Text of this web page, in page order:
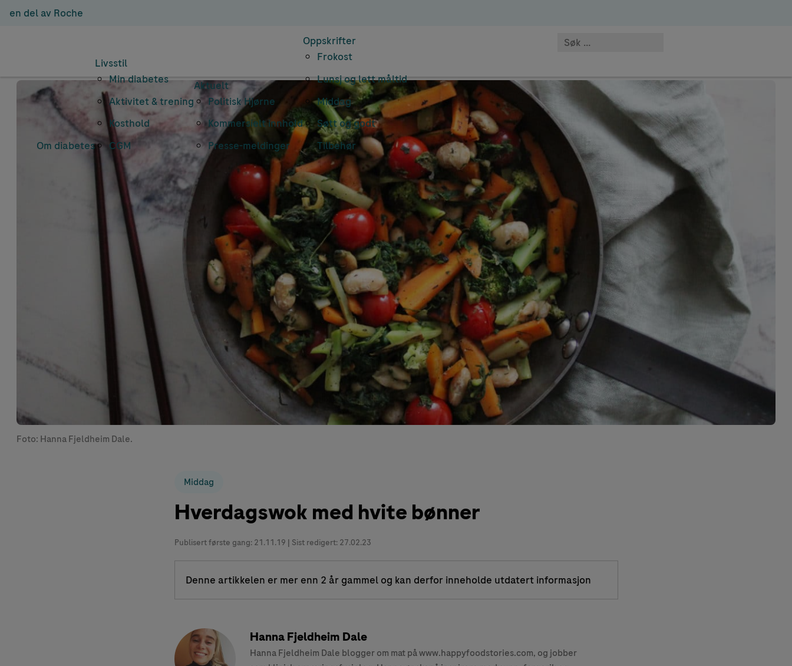
en del av Roche
Om diabetes
Livsstil
Min diabetes
Aktivitet & trening
Kosthold
CGM
Aktuelt
Politisk Hjørne
Kommersielt innhold
Presse-meldinger
Oppskrifter
Frokost
Lunsj og lett måltid
Middag
Søtt og godt
Tilbehør
Foto: Hanna Fjeldheim Dale.
Middag
Hverdagswok med hvite bønner
Publisert første gang: 21.11.19 | Sist redigert: 27.02.23
Denne artikkelen er mer enn 2 år gammel og kan derfor inneholde utdatert informasjon
Hanna Fjeldheim Dale
Hanna Fjeldheim Dale blogger om mat på www.happyfoodstories.com, og jobber